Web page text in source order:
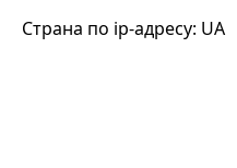
Страна по ip-адресу: UA